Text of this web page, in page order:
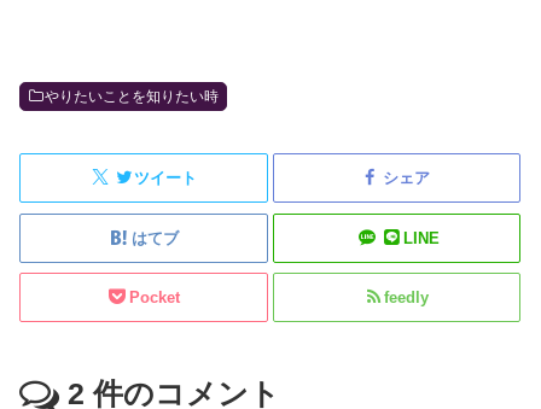
やりたいことを知りたい時
ツイート シェア
はてブ LINE
Pocket feedly
2 件のコメント